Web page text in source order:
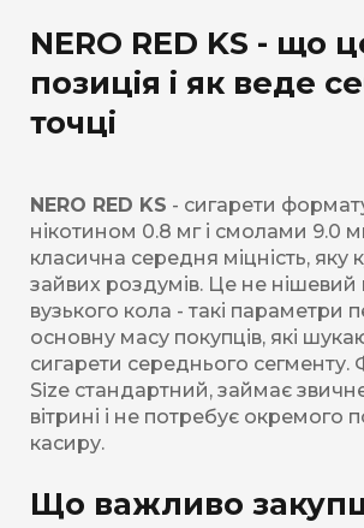
NERO RED KS - що
позиція і як веде
точці
NERO RED KS - сигарети
нікотином 0.8 мг і смолами 9.0
класична середня міцність, яку
зайвих роздумів. Це не нішевий
вузького кола - такі параметри
основну масу покупців, які
сигарети середнього
Size стандартний, займає
вітрині і не потребує окремого
касиру.
Що важливо